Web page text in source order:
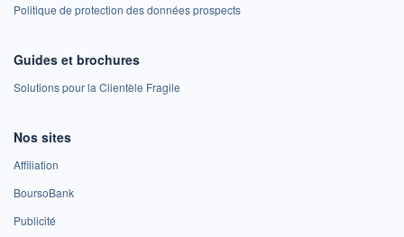
Politique de protection des données prospects
Guides et brochures
Solutions pour la Clientèle Fragile
Nos sites
Affiliation
BoursoBank
Publicité